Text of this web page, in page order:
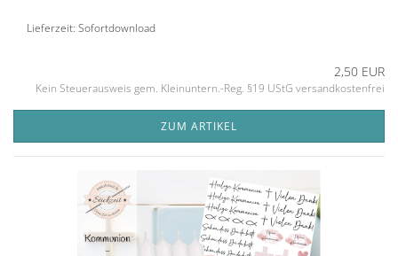
Lieferzeit: Sofortdownload
2,50 EUR
Kein Steuerausweis gem. Kleinuntern.-Reg. §19 UStG versandkostenfrei
ZUM ARTIKEL